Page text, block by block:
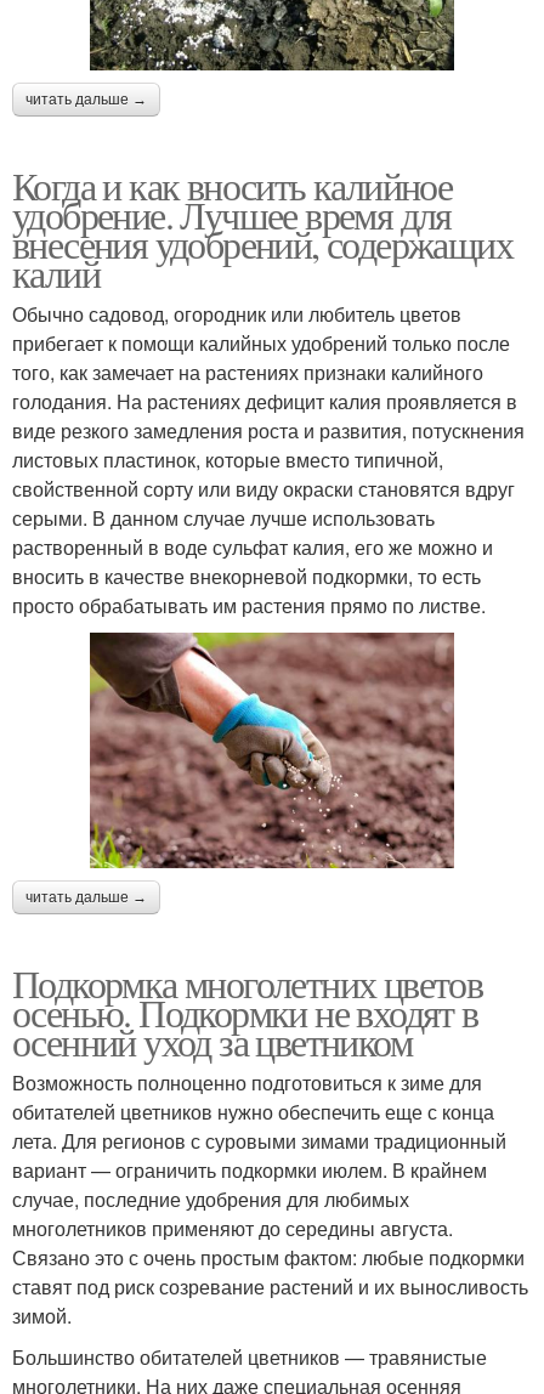
читать дальше →
Когда и как вносить калийное
удобрение. Лучшее время для
внесения удобрений, содержащих
калий
Обычно садовод, огородник или любитель цветов
прибегает к помощи калийных удобрений только после
того, как замечает на растениях признаки калийного
голодания. На растениях дефицит калия проявляется в
виде резкого замедления роста и развития, потускнения
листовых пластинок, которые вместо типичной,
свойственной сорту или виду окраски становятся вдруг
серыми. В данном случае лучше использовать
растворенный в воде сульфат калия, его же можно и
вносить в качестве внекорневой подкормки, то есть
просто обрабатывать им растения прямо по листве.
читать дальше →
Подкормка многолетних цветов
осенью. Подкормки не входят в
осенний уход за цветником
Возможность полноценно подготовиться к зиме для
обитателей цветников нужно обеспечить еще с конца
лета. Для регионов с суровыми зимами традиционный
вариант — ограничить подкормки июлем. В крайнем
случае, последние удобрения для любимых
многолетников применяют до середины августа.
Связано это с очень простым фактом: любые подкормки
ставят под риск созревание растений и их выносливость
зимой.
Большинство обитателей цветников — травянистые
многолетники. На них даже специальная осенняя